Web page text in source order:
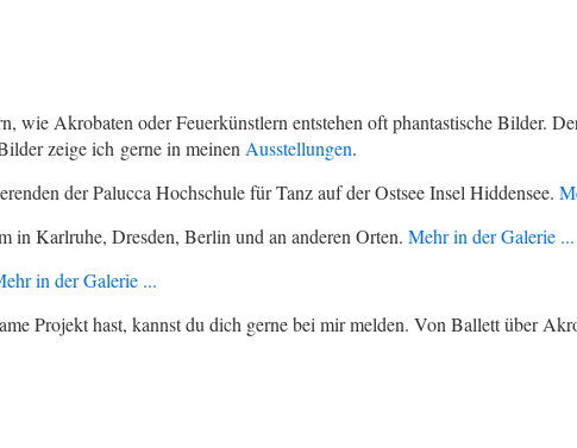
wie Akrobaten oder Feuerkünstlern entstehen oft phantastische Bilder.
zeige ich gerne in meinen Ausstellungen.
der Palucca Hochschule für Tanz auf der Ostsee Insel Hiddensee.
in Karlruhe, Dresden, Berlin und an anderen Orten. Mehr in der Galerie ...
in der Galerie ...
Projekt hast, kannst du dich gerne bei mir melden. Von Ballett über